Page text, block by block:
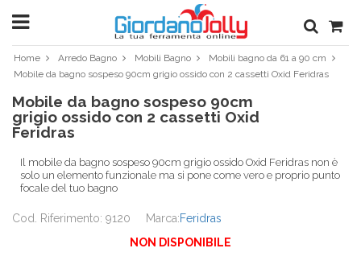
Home Arredo Bagno Mobili Bagno
Mobili bagno da 61 a 90 cm
Mobile da bagno sospeso 90cm grigio ossido con 2 cassetti Oxid Feridras
Mobile da bagno sospeso 90cm
grigio ossido con 2 cassetti Oxid
Feridras
Il mobile da bagno sospeso 90cm grigio ossido Oxid Feridras non è
solo un elemento funzionale ma si pone come vero e proprio punto
focale del tuo bagno
Cod. Riferimento: 9120 Marca:Feridras
NON DISPONIBILE